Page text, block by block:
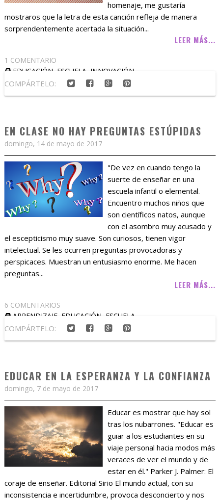
homenaje, me gustaría
mostraros que la letra de esta canción refleja de manera
sorprendentemente acertada la situación...
LEER MÁS...
1 COMENTARIO
EDUCACIÓN ESCUELA INNOVACIÓN
COMPÁRTELO:
EN CLASE NO HAY PREGUNTAS ESTÚPIDAS
domingo, 14 de mayo de 2017
"De vez en cuando tengo la
suerte de enseñar en una
escuela infantil o elemental.
Encuentro muchos niños que
son científicos natos, aunque
con el asombro muy acusado y
el escepticismo muy suave. Son curiosos, tienen vigor
intelectual. Se les ocurren preguntas provocadoras y
perspicaces. Muestran un entusiasmo enorme. Me hacen
preguntas...
LEER MÁS...
6 COMENTARIOS
APRENDIZAJE, EDUCACIÓN ESCUELA
COMPÁRTELO:
EDUCAR EN LA ESPERANZA Y LA CONFIANZA
domingo, 7 de mayo de 2017
Educar es mostrar que hay sol
tras los nubarrones. "Educar es
guiar a los estudiantes en su
viaje personal hacia modos más
veraces de ver el mundo y de
estar en él." Parker J. Palmer: El
coraje de enseñar. Editorial Sirio El mundo actual, con su
inconsistencia e incertidumbre, provoca desconcierto y nos